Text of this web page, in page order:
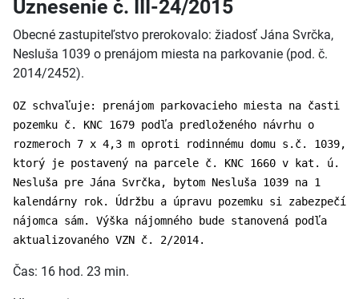
Uznesenie č. III-24/2015
Obecné zastupiteľstvo prerokovalo: žiadosť Jána Svrčka,
Nesluša 1039 o prenájom miesta na parkovanie (pod. č.
2014/2452).
OZ schvaľuje: prenájom parkovacieho miesta na časti
pozemku č. KNC 1679 podľa predloženého návrhu o
rozmeroch 7 x 4,3 m oproti rodinnému domu s.č. 1039,
ktorý je postavený na parcele č. KNC 1660 v kat. ú.
Nesluša pre Jána Svrčka, bytom Nesluša 1039 na 1
kalendárny rok. Údržbu a úpravu pozemku si zabezpečí
nájomca sám. Výška nájomného bude stanovená podľa
aktualizovaného VZN č. 2/2014.
Čas: 16 hod. 23 min.